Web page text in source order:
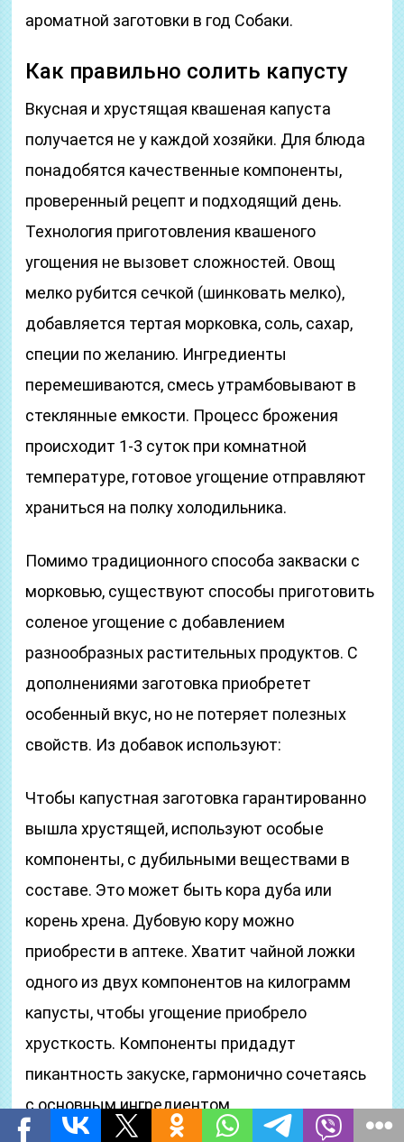
ароматной заготовки в год Собаки.
Как правильно солить капусту
Вкусная и хрустящая квашеная капуста
получается не у каждой хозяйки. Для блюда
понадобятся качественные компоненты,
проверенный рецепт и подходящий день.
Технология приготовления квашеного
угощения не вызовет сложностей. Овощ
мелко рубится сечкой (шинковать мелко),
добавляется тертая морковка, соль, сахар,
специи по желанию. Ингредиенты
перемешиваются, смесь утрамбовывают в
стеклянные емкости. Процесс брожения
происходит 1-3 суток при комнатной
температуре, готовое угощение отправляют
храниться на полку холодильника.
Помимо традиционного способа закваски с
морковью, существуют способы приготовить
соленое угощение с добавлением
разнообразных растительных продуктов. С
дополнениями заготовка приобретет
особенный вкус, но не потеряет полезных
свойств. Из добавок используют:
Чтобы капустная заготовка гарантированно
вышла хрустящей, используют особые
компоненты, с дубильными веществами в
составе. Это может быть кора дуба или
корень хрена. Дубовую кору можно
приобрести в аптеке. Хватит чайной ложки
одного из двух компонентов на килограмм
капусты, чтобы угощение приобрело
хрусткость. Компоненты придадут
пикантность закуске, гармонично сочетаясь
с основным ингредиентом.